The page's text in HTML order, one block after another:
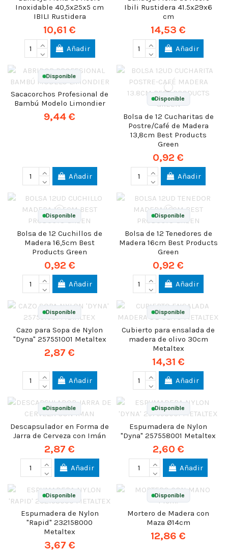
Inoxidable 40,5x25x5 cm
IBILI Rustidera
10,61 €
Añadir
Ibili Rustidera 41.5x29x6
cm
14,53 €
Añadir
Disponible
Sacacorchos Profesional de
Bambú Modelo Limondier
9,44 €
Añadir
Disponible
Bolsa de 12 Cucharitas de
Postre/Café de Madera
13,8cm Best Products
Green
0,92 €
Añadir
Disponible
Bolsa de 12 Cuchillos de
Madera 16,5cm Best
Products Green
0,92 €
Añadir
Disponible
Bolsa de 12 Tenedores de
Madera 16cm Best Products
Green
0,92 €
Añadir
Disponible
Cazo para Sopa de Nylon
"Dyna" 257551001 Metaltex
2,87 €
Añadir
Disponible
Cubierto para ensalada de
madera de olivo 30cm
Metaltex
14,31 €
Añadir
Disponible
Descapsulador en Forma de
Jarra de Cerveza con Imán
2,87 €
Añadir
Disponible
Espumadera de Nylon
"Dyna" 257558001 Metaltex
2,60 €
Añadir
Disponible
Espumadera de Nylon
"Rapid" 232158000
Metaltex
3,67 €
Disponible
Mortero de Madera con
Maza Ø14cm
12,86 €